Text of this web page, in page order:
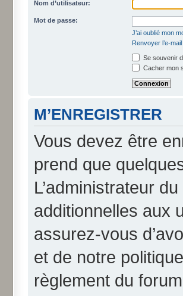
Nom d’utilisateur:
Mot de passe:
J’ai oublié mon
Renvoyer l’e-
Se souvenir
Cacher mon
M’ENREGISTRER
Vous devez être
prend que
L’administrateur
additionnelles aux
assurez-vous
et de notre
règlement du